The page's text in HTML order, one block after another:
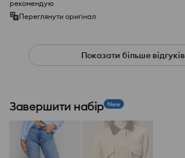
рекомендую
Переглянути оригінал
Показати більше відгуків
Завершити набір New